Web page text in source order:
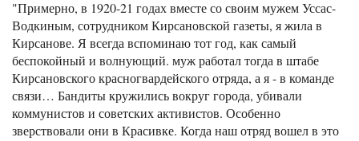
"Примерно, в 1920-21 годах вместе со своим мужем Уссас-
Водкиным, сотрудником Кирсановской газеты, я жила в
Кирсанове. Я всегда вспоминаю тот год, как самый
беспокойный и волнующий. муж работал тогда в штабе
Кирсановского красногвардейского отряда, а я - в команде
связи… Бандиты кружились вокруг города, убивали
коммунистов и советских активистов. Особенно
зверствовали они в Красивке. Когда наш отряд вошел в это